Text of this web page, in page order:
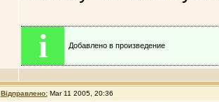
i Добавлено в произведение
Відправлено: Mar 11 2005, 20:36